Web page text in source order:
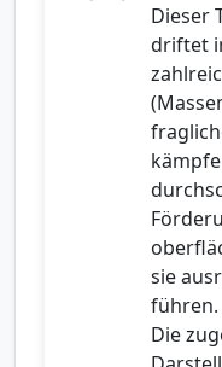
Dieser
driftet
sie
führen.
Die